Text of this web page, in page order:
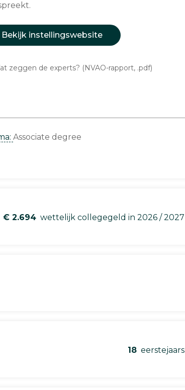
Bekijk instellingswebsite
zeggen de experts? (NVAO-rapport, .pdf)
Associate degree
€ 2.694 wettelijk collegegeld in 2026 / 2027
18 eerstejaars